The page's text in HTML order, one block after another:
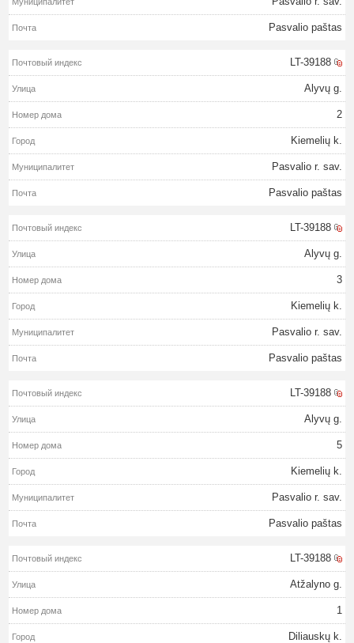
Pasvalio paštas
LT-39188
Alyvų g.
2
Kiemelių k.
Pasvalio r. sav.
Pasvalio paštas
LT-39188
Alyvų g.
3
Kiemelių k.
Pasvalio r. sav.
Pasvalio paštas
LT-39188
Alyvų g.
5
Kiemelių k.
Pasvalio r. sav.
Pasvalio paštas
LT-39188
Atžalyno g.
1
Diliauskų k.